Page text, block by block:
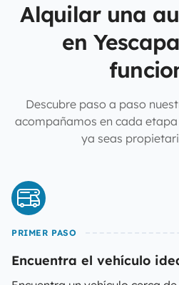
Alquilar una
en
Descubre paso a paso
acompañamos en cada
ya seas
PRIMER PASO
Encuentra el vehículo